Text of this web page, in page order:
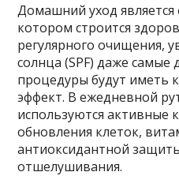
Домашний уход
котором строится
регулярного очищения,
солнца (SPF) даже самые
процедуры будут иметь
эффект. В ежедневной
используются активные
обновления клеток,
антиоксидантной
отшелушивания.